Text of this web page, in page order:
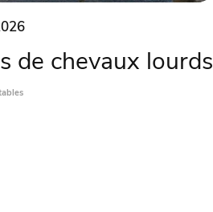
de chevaux lourds